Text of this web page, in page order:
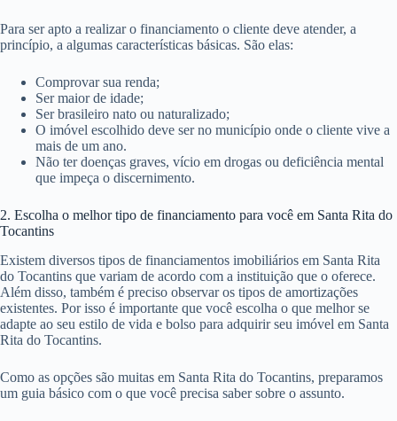
Para ser apto a realizar o financiamento o cliente deve atender, a
princípio, a algumas características básicas. São elas:
Comprovar sua renda;
Ser maior de idade;
Ser brasileiro nato ou naturalizado;
O imóvel escolhido deve ser no município onde o cliente vive a
mais de um ano.
Não ter doenças graves, vício em drogas ou deficiência mental
que impeça o discernimento.
2. Escolha o melhor tipo de financiamento para você em Santa Rita do
Tocantins
Existem diversos tipos de financiamentos imobiliários em Santa Rita
do Tocantins que variam de acordo com a instituição que o oferece.
Além disso, também é preciso observar os tipos de amortizações
existentes. Por isso é importante que você escolha o que melhor se
adapte ao seu estilo de vida e bolso para adquirir seu imóvel em Santa
Rita do Tocantins.
Como as opções são muitas em Santa Rita do Tocantins, preparamos
um guia básico com o que você precisa saber sobre o assunto.